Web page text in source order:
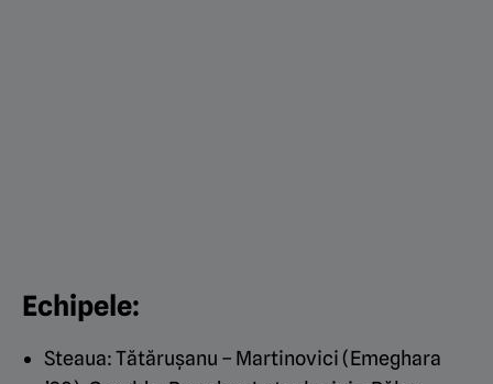
Echipele:
Steaua: Tătăruşanu – Martinovici (Emeghara